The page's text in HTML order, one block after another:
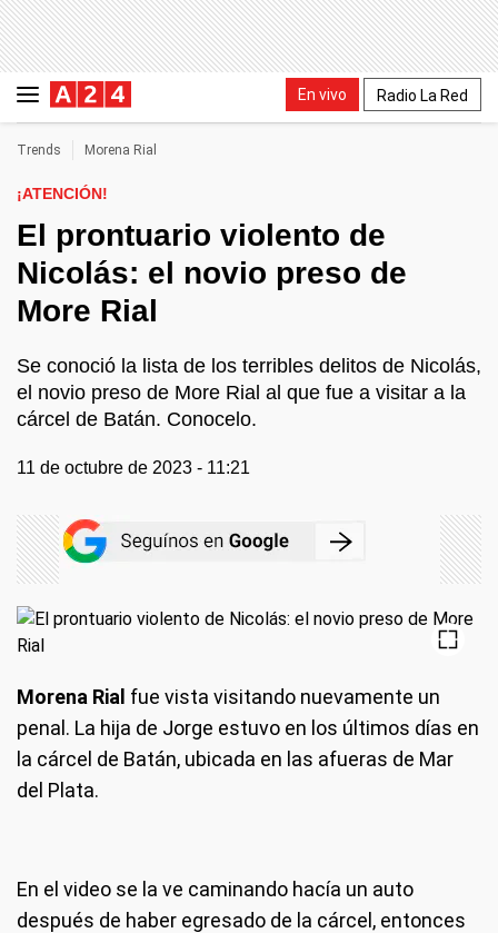
En vivo Radio La Red
Trends Morena Rial
¡ATENCIÓN!
El prontuario violento de
Nicolás: el novio preso de
More Rial
Se conoció la lista de los terribles delitos de Nicolás,
el novio preso de More Rial al que fue a visitar a la
cárcel de Batán. Conocelo.
11 de octubre de 2023 - 11:21
Morena Rial fue vista visitando nuevamente un
penal. La hija de Jorge estuvo en los últimos días en
la cárcel de Batán, ubicada en las afueras de Mar
del Plata.
En el video se la ve caminando hacía un auto
después de haber egresado de la cárcel, entonces